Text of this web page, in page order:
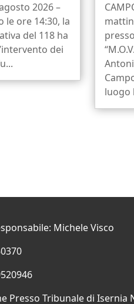
2026 –
le ore 14:30, la
del 118 ha
dei
luogo
Michele Visco
Presso Tribunale di Isernia